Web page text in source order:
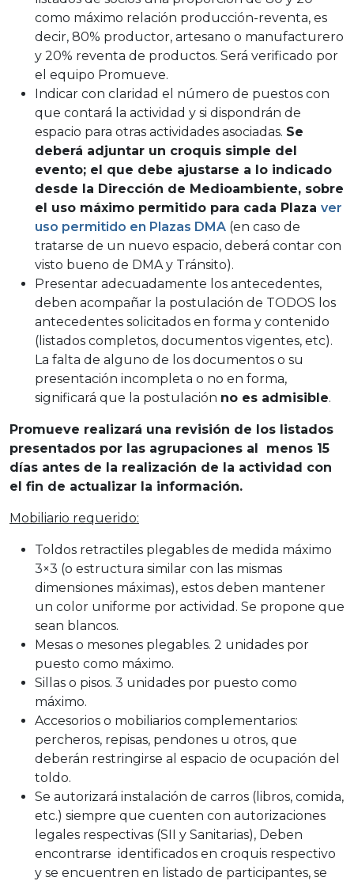
como máximo relación producción-reventa, es
decir, 80% productor, artesano o manufacturero
y 20% reventa de productos. Será verificado por
el equipo Promueve.
Indicar con claridad el número de puestos con
que contará la actividad y si dispondrán de
espacio para otras actividades asociadas. Se
deberá adjuntar un croquis simple del
evento; el que debe ajustarse a lo indicado
desde la Dirección de Medioambiente, sobre
el uso máximo permitido para cada Plaza ver
uso permitido en Plazas DMA (en caso de
tratarse de un nuevo espacio, deberá contar con
visto bueno de DMA y Tránsito).
Presentar adecuadamente los antecedentes,
deben acompañar la postulación de TODOS los
antecedentes solicitados en forma y contenido
(listados completos, documentos vigentes, etc).
La falta de alguno de los documentos o su
presentación incompleta o no en forma,
significará que la postulación no es admisible.
Promueve realizará una revisión de los listados
presentados por las agrupaciones al menos 15
días antes de la realización de la actividad con
el fin de actualizar la información.
Mobiliario requerido:
Toldos retractiles plegables de medida máximo
3×3 (o estructura similar con las mismas
dimensiones máximas), estos deben mantener
un color uniforme por actividad. Se propone que
sean blancos.
Mesas o mesones plegables. 2 unidades por
puesto como máximo.
Sillas o pisos. 3 unidades por puesto como
máximo.
Accesorios o mobiliarios complementarios:
percheros, repisas, pendones u otros, que
deberán restringirse al espacio de ocupación del
toldo.
Se autorizará instalación de carros (libros, comida,
etc.) siempre que cuenten con autorizaciones
legales respectivas (SII y Sanitarias), Deben
encontrarse identificados en croquis respectivo
y se encuentren en listado de participantes, se